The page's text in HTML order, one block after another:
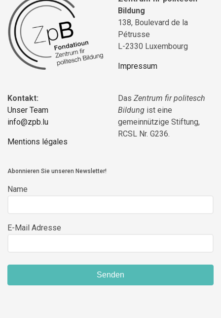
Bildung
138, Boulevard de la
Pétrusse
L-2330 Luxembourg
Impressum
Kontakt:
Unser Team
info@zpb.lu
Mentions légales
Das Zentrum fir politesch
Bildung ist eine
gemeinnützige Stiftung,
RCSL Nr. G236.
Abonnieren Sie unseren Newsletter!
Name
E-Mail Adresse
Senden